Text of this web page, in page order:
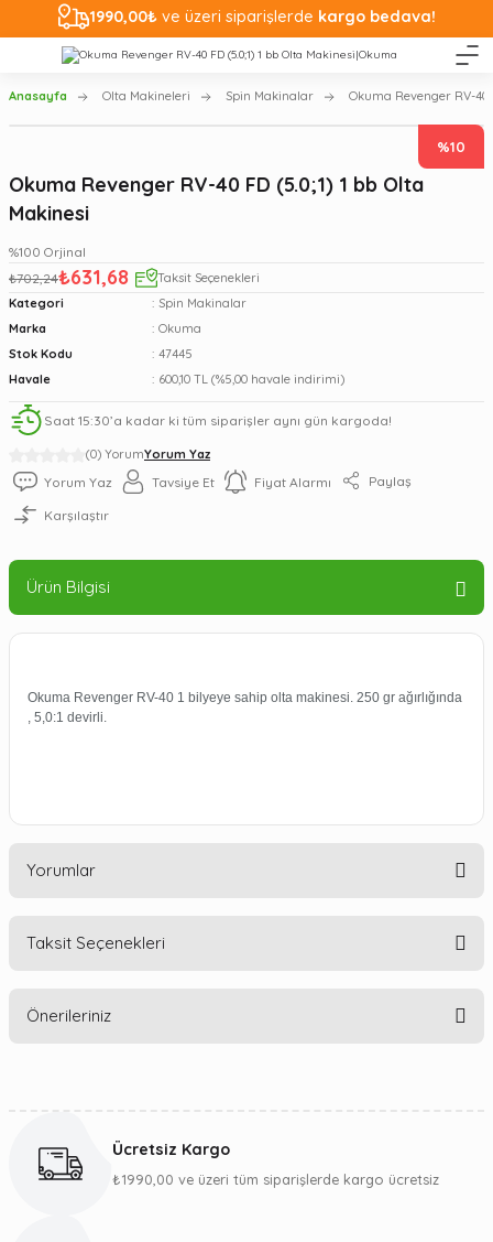
1990,00₺ ve üzeri siparişlerde kargo bedava!
Anasayfa Olta Makineleri Spin Makinalar Okuma Revenger RV-40
%10
(0) YorumYorum Yaz
Okuma Revenger RV-40 FD (5.0;1) 1 bb Olta
Makinesi
%100 Orjinal
₺702,24₺631,68
Taksit Seçenekleri
Kategori
Spin Makinalar
Marka
Okuma
Stok Kodu
47445
Havale
600,10 TL (%5,00 havale indirimi)
Saat 15:30’a kadar ki tüm siparişler aynı gün kargoda!
Yorum Yaz Tavsiye Et Fiyat Alarmı Paylaş
Karşılaştır
Ürün Bilgisi
Okuma Revenger RV-40 1 bilyeye sahip olta makinesi. 250 gr ağırlığında
, 5,0:1 devirli.
Yorumlar
Taksit Seçenekleri
Önerileriniz
Görüş ve önerileriniz için teşekkür ederiz.
Ücretsiz Kargo
₺1990,00 ve üzeri tüm siparişlerde kargo ücretsiz